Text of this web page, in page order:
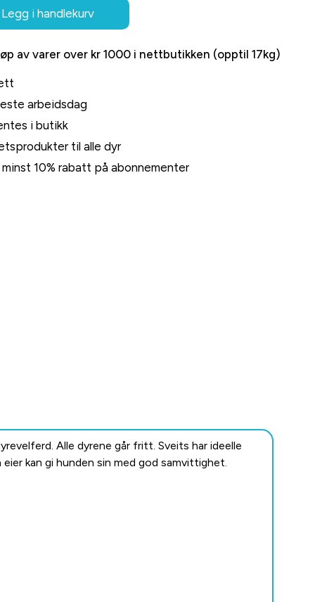
Legg i handlekurv
av varer over kr 1000 i nettbutikken (opptil 17kg)
arbeidsdag
i butikk
til alle dyr
10% rabatt på abonnementer
Alle dyrene går fritt. Sveits har ideelle
kan gi hunden sin med god samvittighet.